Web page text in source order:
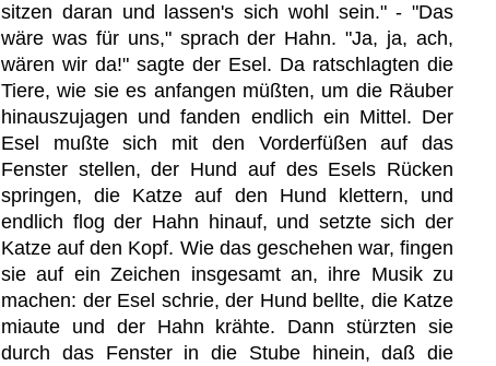
sitzen daran und lassen's sich wohl sein." - "Das
wäre was für uns," sprach der Hahn. "Ja, ja, ach,
wären wir da!" sagte der Esel. Da ratschlagten die
Tiere, wie sie es anfangen müßten, um die Räuber
hinauszujagen und fanden endlich ein Mittel. Der
Esel mußte sich mit den Vorderfüßen auf das
Fenster stellen, der Hund auf des Esels Rücken
springen, die Katze auf den Hund klettern, und
endlich flog der Hahn hinauf, und setzte sich der
Katze auf den Kopf. Wie das geschehen war, fingen
sie auf ein Zeichen insgesamt an, ihre Musik zu
machen: der Esel schrie, der Hund bellte, die Katze
miaute und der Hahn krähte. Dann stürzten sie
durch das Fenster in die Stube hinein, daß die